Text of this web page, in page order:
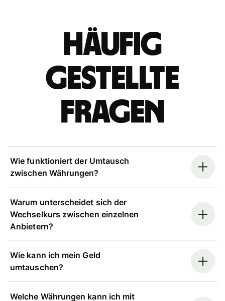
Häufig
gestellte
Fragen
Wie funktioniert der Umtausch
zwischen Währungen?
Warum unterscheidet sich der
Wechselkurs zwischen einzelnen
Anbietern?
Wie kann ich mein Geld
umtauschen?
Welche Währungen kann ich mit